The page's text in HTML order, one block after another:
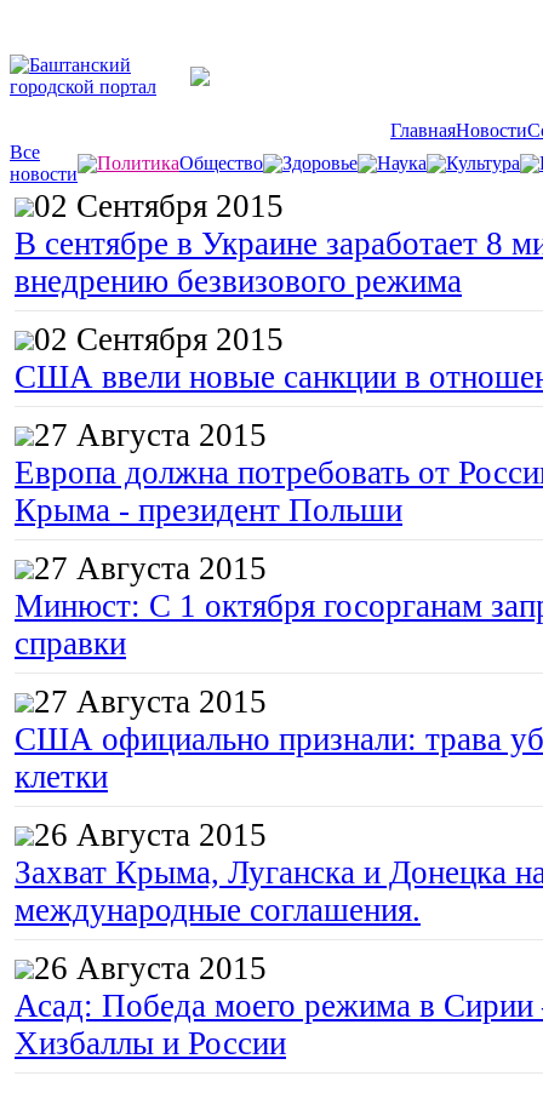
ГлавнаяНовости
Все
новости
ПолитикаОбщество Здоровье Наука Культура
02 Сентября 2015
В сентябре в Украине заработает 8
внедрению безвизового режима
02 Сентября 2015
США ввели новые санкции в
27 Августа 2015
Европа должна потребовать от
Крыма - президент Польши
27 Августа 2015
Минюст: С 1 октября госорганам
справки
27 Августа 2015
США официально признали: трава
клетки
26 Августа 2015
Захват Крыма, Луганска и Донецка
международные соглашения.
26 Августа 2015
Асад: Победа моего режима в
Хизбаллы и России